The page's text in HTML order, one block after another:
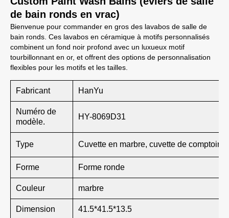
de bain ronds en vrac)
Bienvenue pour commander en gros des lavabos de salle de
bain ronds. Ces lavabos en céramique à motifs personnalisés
combinent un fond noir profond avec un luxueux motif
tourbillonnant en or, et offrent des options de personnalisation
flexibles pour les motifs et les tailles.
Fabricant HanYu
Numéro de
modèle.
HY-8069D31
Type Cuvette en marbre, cuvette de comptoir
Forme Forme ronde
Couleur marbre
Dimension 41.5*41.5*13.5